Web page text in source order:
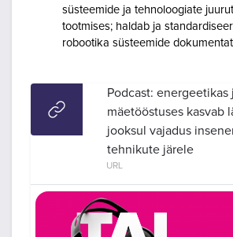
süsteemide ja tehnoloogiate
tootmises; haldab ja
robootika süsteemide
Podcast: energeetikas
mäetööstuses kasvab
jooksul vajadus
tehnikute järele
URL